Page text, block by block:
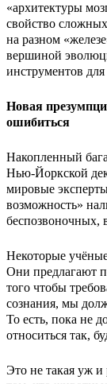
«архитектуры
свойство
на разном
вершиной
инструментов
Новая
ошибиться
Накопленный
Нью-Йоркской
мировые
возможность»
беспозвоночных,
Некоторые
Они предлагают
того чтобы
сознания, мы
То есть, пока не
относиться так,
Это не такая уж и